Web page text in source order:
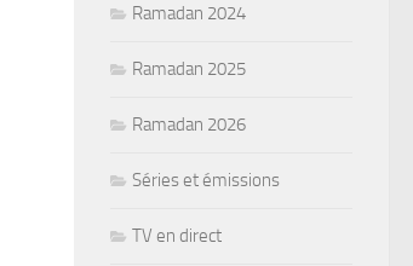
Ramadan 2024
Ramadan 2025
Ramadan 2026
Séries et émissions
TV en direct